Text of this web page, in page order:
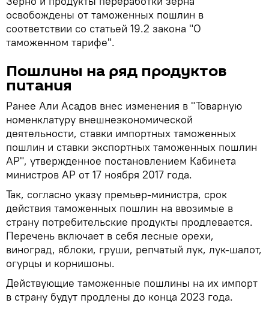
освобождены от таможенных пошлин в
соответствии со статьей 19.2 закона "О
таможенном тарифе".
Пошлины на ряд продуктов
питания
Ранее Али Асадов внес изменения в "Товарную
номенклатуру внешнеэкономической
деятельности, ставки импортных таможенных
пошлин и ставки экспортных таможенных пошлин
АР", утвержденное постановлением Кабинета
министров АР от 17 ноября 2017 года.
Так, согласно указу премьер-министра, срок
действия таможенных пошлин на ввозимые в
страну потребительские продукты продлевается.
Перечень включает в себя лесные орехи,
виноград, яблоки, груши, репчатый лук, лук-шалот,
огурцы и корнишоны.
Действующие таможенные пошлины на их импорт
в страну будут продлены до конца 2023 года.